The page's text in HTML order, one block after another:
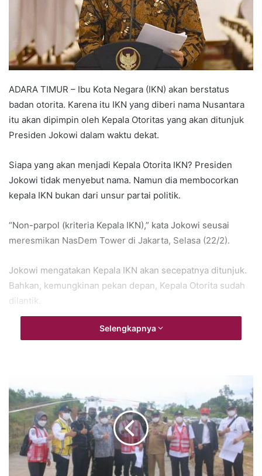
ADARA TIMUR – Ibu Kota Negara (IKN) akan berstatus
badan otorita. Karena itu IKN yang diberi nama Nusantara
itu akan dipimpin oleh Kepala Otoritas yang akan ditunjuk
Presiden Jokowi dalam waktu dekat.
Siapa yang akan menjadi Kepala Otorita IKN? Presiden
Jokowi tidak menyebut nama. Namun dia membocorkan
kepala IKN bukan dari unsur partai politik.
“Non-parpol (kriteria Kepala IKN),” kata Jokowi seusai
meresmikan NasDem Tower di Jakarta, Selasa (22/2).
Jokowi mengatakan Kepala IKN akan secepatnya ditunjuk.
Bahkan, kemungkinan pekan depan, Kepala Otorita sudah
dilantik.
IKN berbentuk daerah otorita khusus dengan pimpinan
Kepala Otorita tersebut nantinya juga bakal bertugas untuk
mengawal langsung proses pemindahan ibu kota negara.
Adapun proses pemindahan tersebut bakal masuk dalam
visi jangka panjang Indonesia hingga tahun 2045.
Selengkapnya